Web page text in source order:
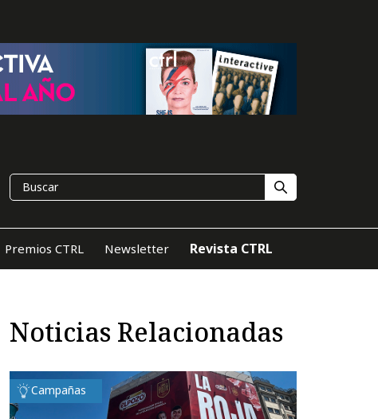
Premios CTRL Newsletter Revista CTRL
Noticias Relacionadas
Campañas